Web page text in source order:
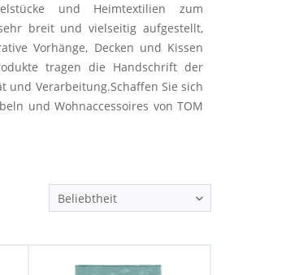
und Heimtextilien zum
breit und vielseitig aufgestellt,
Vorhänge, Decken und Kissen
tragen die Handschrift der
und Verarbeitung.Schaffen Sie sich
und Wohnaccessoires von TOM